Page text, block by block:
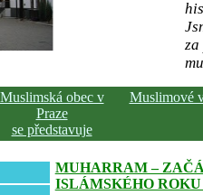
Muslimská obec v
Praze
se představuje
Muslimové
MUHARRAM –
ISLÁMSKÉHO